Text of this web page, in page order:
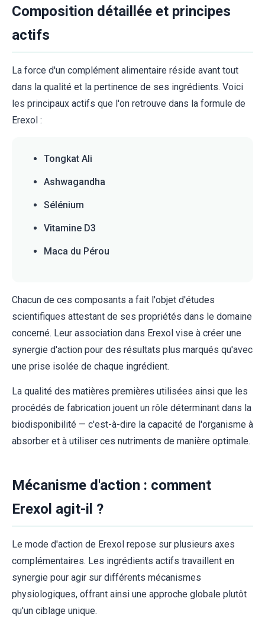
Composition détaillée et principes
actifs
La force d'un complément alimentaire réside avant tout
dans la qualité et la pertinence de ses ingrédients. Voici
les principaux actifs que l'on retrouve dans la formule de
Erexol :
Tongkat Ali
Ashwagandha
Sélénium
Vitamine D3
Maca du Pérou
Chacun de ces composants a fait l'objet d'études
scientifiques attestant de ses propriétés dans le domaine
concerné. Leur association dans Erexol vise à créer une
synergie d'action pour des résultats plus marqués qu'avec
une prise isolée de chaque ingrédient.
La qualité des matières premières utilisées ainsi que les
procédés de fabrication jouent un rôle déterminant dans la
biodisponibilité — c'est-à-dire la capacité de l'organisme à
absorber et à utiliser ces nutriments de manière optimale.
Mécanisme d'action : comment
Erexol agit-il ?
Le mode d'action de Erexol repose sur plusieurs axes
complémentaires. Les ingrédients actifs travaillent en
synergie pour agir sur différents mécanismes
physiologiques, offrant ainsi une approche globale plutôt
qu'un ciblage unique.